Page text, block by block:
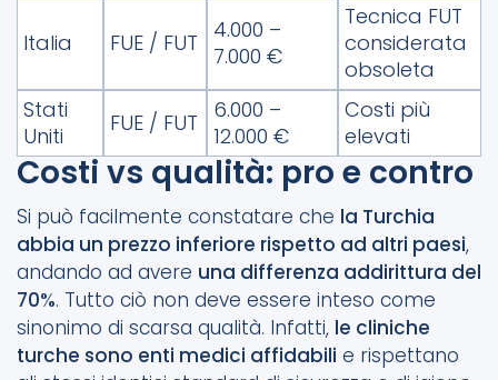
Italia FUE / FUT
4.000 –
7.000 €
Tecnica FUT
considerata
obsoleta
Stati
Uniti
FUE / FUT
6.000 –
12.000 €
Costi più
elevati
Costi vs qualità: pro e contro
Si può facilmente constatare che la Turchia
abbia un prezzo inferiore rispetto ad altri paesi,
andando ad avere una differenza addirittura del
70%. Tutto ciò non deve essere inteso come
sinonimo di scarsa qualità. Infatti, le cliniche
turche sono enti medici affidabili e rispettano